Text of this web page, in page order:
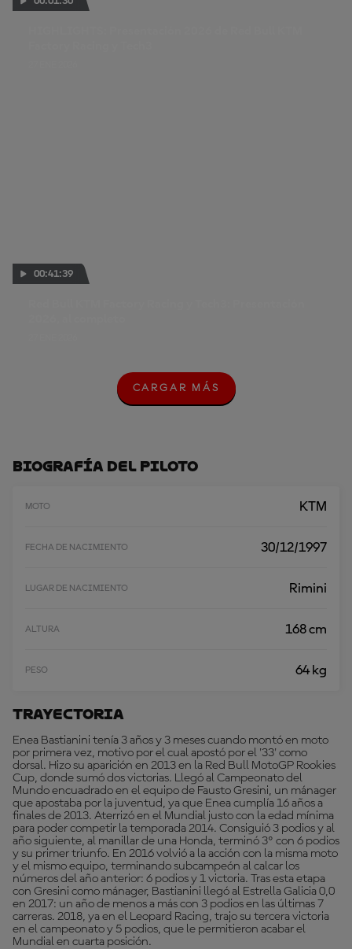
00:41:39
C
A
R
M
CARGAR MÁS
Biografía Del Piloto
MOTO KTM
FECHA DE NACIMIENTO 30/12/1997
LUGAR DE NACIMIENTO Rimini
ALTURA 168 cm
PESO 64 kg
Trayectoria
Enea Bastianini tenía 3 años y 3 meses cuando montó en moto
por primera vez, motivo por el cual apostó por el '33' como
dorsal. Hizo su aparición en 2013 en la Red Bull MotoGP Rookies
Cup, donde sumó dos victorias. Llegó al Campeonato del
Mundo encuadrado en el equipo de Fausto Gresini, un mánager
que apostaba por la juventud, ya que Enea cumplía 16 años a
finales de 2013. Aterrizó en el Mundial justo con la edad mínima
para poder competir la temporada 2014. Consiguió 3 podios y al
año siguiente, al manillar de una Honda, terminó 3º con 6 podios
y su primer triunfo. En 2016 volvió a la acción con la misma moto
y el mismo equipo, terminando subcampeón al calcar los
números del año anterior: 6 podios y 1 victoria. Tras esta etapa
con Gresini como mánager, Bastianini llegó al Estrella Galicia 0,0
en 2017: un año de menos a más con 3 podios en las últimas 7
carreras. 2018, ya en el Leopard Racing, trajo su tercera victoria
en el campeonato y 5 podios, que le permitieron acabar el
Mundial en cuarta posición.